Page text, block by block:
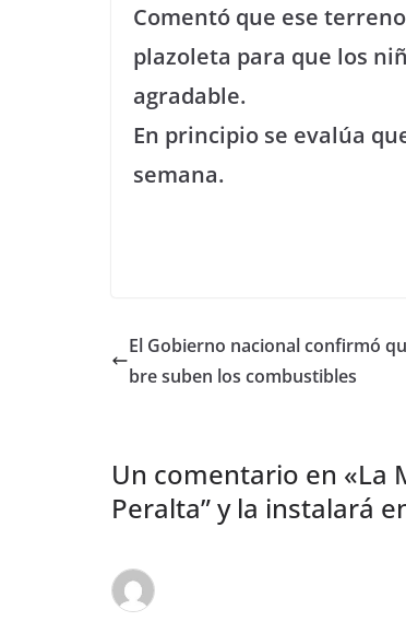
Comentó que ese
plazoleta para que los
agradable.
En principio se evalúa
semana.
El Gobierno nacional confirmó
bre suben los combustibles
Un comentario en «La
Peralta” y la instalará